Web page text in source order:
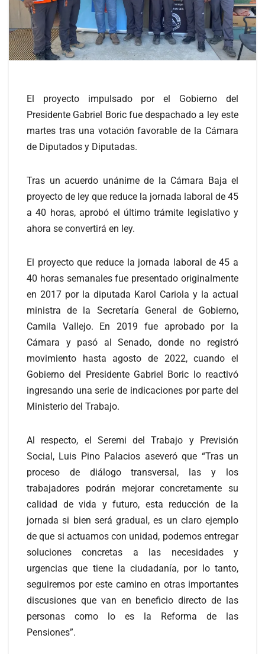
El proyecto impulsado por el Gobierno del
Presidente Gabriel Boric fue despachado a ley este
martes tras una votación favorable de la Cámara
de Diputados y Diputadas.
Tras un acuerdo unánime de la Cámara Baja el
proyecto de ley que reduce la jornada laboral de 45
a 40 horas, aprobó el último trámite legislativo y
ahora se convertirá en ley.
El proyecto que reduce la jornada laboral de 45 a
40 horas semanales fue presentado originalmente
en 2017 por la diputada Karol Cariola y la actual
ministra de la Secretaría General de Gobierno,
Camila Vallejo. En 2019 fue aprobado por la
Cámara y pasó al Senado, donde no registró
movimiento hasta agosto de 2022, cuando el
Gobierno del Presidente Gabriel Boric lo reactivó
ingresando una serie de indicaciones por parte del
Ministerio del Trabajo.
Al respecto, el Seremi del Trabajo y Previsión
Social, Luis Pino Palacios aseveró que “Tras un
proceso de diálogo transversal, las y los
trabajadores podrán mejorar concretamente su
calidad de vida y futuro, esta reducción de la
jornada si bien será gradual, es un claro ejemplo
de que si actuamos con unidad, podemos entregar
soluciones concretas a las necesidades y
urgencias que tiene la ciudadanía, por lo tanto,
seguiremos por este camino en otras importantes
discusiones que van en beneficio directo de las
personas como lo es la Reforma de las
Pensiones”.